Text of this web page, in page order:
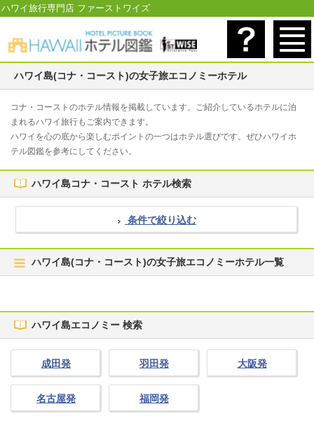
ハワイ旅行専門店 ファーストワイズ
ハワイ島(コナ・コースト)の女子旅エコノミーホテル
コナ・コーストのホテル情報を掲載しています。ご紹介しているホテルに泊
まれるハワイ旅行もご案内できます。
ハワイを心の底から楽しむポイントの一つはホテル選びです。ぜひハワイホ
テル図鑑を参考にしてください。
ハワイ島コナ・コースト ホテル検索
条件で絞り込む
ハワイ島(コナ・コースト)の女子旅エコノミーホテル一覧
ハワイ島エコノミー 検索
成田発 羽田発 大阪発
名古屋発 福岡発